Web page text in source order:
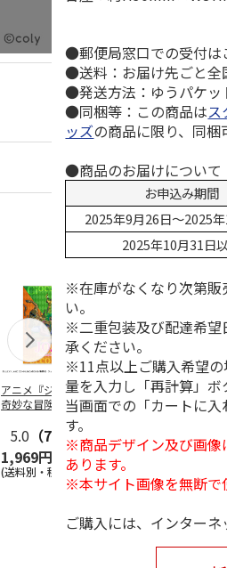
アニメ『ジョジョの
奇妙な冒険 黄金の
風』チョコラータと
セッ…
5.0 （7）
1,969円
(送料別・税込)
水森亜土／ステッカ
ーセット
600円
(送料別・税込)
●郵便局窓口での受付は
●送料：お届け先ごと全
●発送方法：ゆうパケッ
●同梱等：この商品はス
ッズの商品に限り、同梱
●商品のお届けについて
お申込み期間
2025年9月26日～2025
2025年10月31日
※在庫がなくなり次第販
い。
※二重包装及び配達希望
承ください。
※11点以上ご購入希望
量を入力し「再計算」ボ
当画面での「カートに
す。
※商品デザイン及び画像
あります。
※本サイト画像を無断で
ご購入には、インターネ